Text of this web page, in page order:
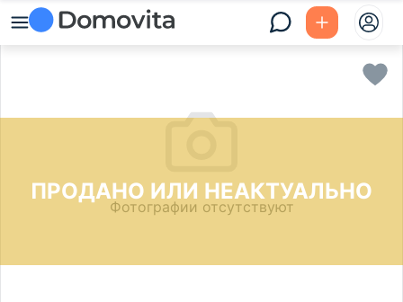
ПРОДАНО ИЛИ НЕАКТУАЛЬНО
Фотографии отсутствуют